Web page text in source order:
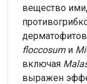
вещество
дерматофитов
floccosumи
включая
выражен